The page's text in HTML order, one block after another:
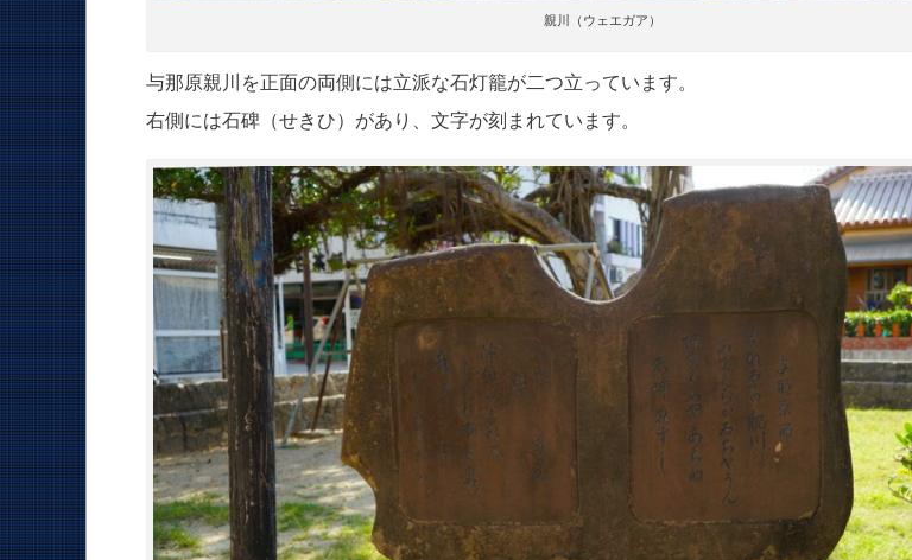
親川（ウェエガア）
与那原親川を正面の両側には立派な石灯籠が二つ立っています。
右側には石碑（せきひ）があり、文字が刻まれています。